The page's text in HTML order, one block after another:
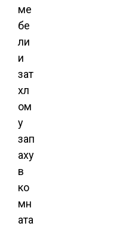
ме
бе
ли
и
зат
хл
ом
у
зап
аху
в
ко
мн
ата